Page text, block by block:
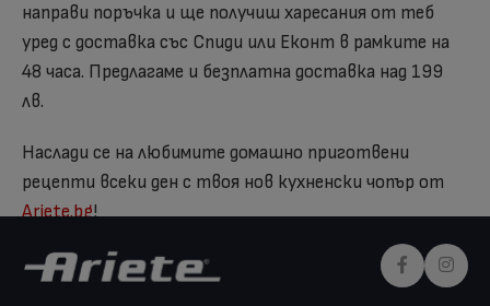
направи поръчка и ще получиш харесания от теб
уред с доставка със Спиди или Еконт в рамките на
48 часа. Предлагаме и безплатна доставка над 199
лв.
Наслади се на любимите домашно приготвени
рецепти всеки ден с твоя нов кухненски чопър от
Ariete.bg!